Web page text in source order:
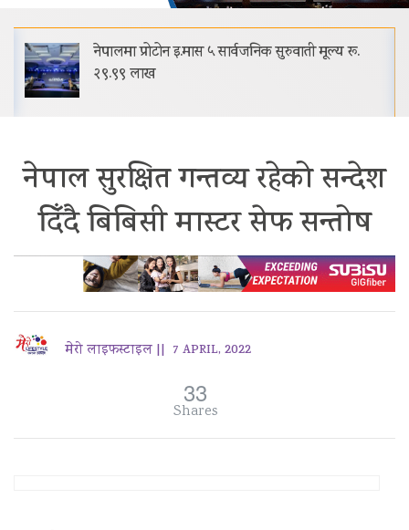
नेपालमा प्रोटोन इ.मास ५ सार्वजनिक सुरुवाती मूल्य रू.
२९.९९ लाख
नेपाल सुरक्षित गन्तव्य रहेको सन्देश
दिँदै बिबिसी मास्टर सेफ सन्तोष
मेरो लाइफस्टाइल || 7 APRIL, 2022
33
Shares